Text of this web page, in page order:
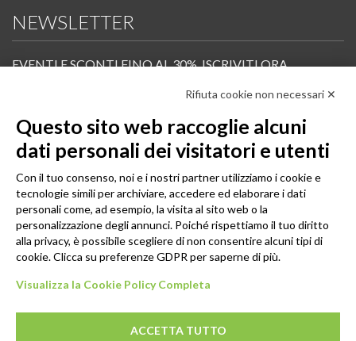
NEWSLETTER
EVENTI E SCONTI FINO AL 30%. ISCRIVITI ORA.
Scopri in anteprima i nuovi prodotti, le promozioni riservate ai professionisti e resta
Iscrivi alla Newsletter
SEGUICI
Rifiuta cookie non necessari ✕
Questo sito web raccoglie alcuni
dati personali dei visitatori e utenti
Con il tuo consenso, noi e i nostri partner utilizziamo i cookie e
tecnologie simili per archiviare, accedere ed elaborare i dati
personali come, ad esempio, la visita al sito web o la
personalizzazione degli annunci. Poiché rispettiamo il tuo diritto
alla privacy, è possibile scegliere di non consentire alcuni tipi di
cookie. Clicca su preferenze GDPR per saperne di più.
Visualizza la Cookie Policy Completa
ACCETTA TUTTO